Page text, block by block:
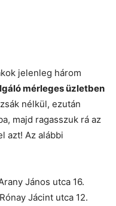
jelenleg három
mérleges üzletben
nélkül, ezután
majd ragasszuk rá az
azt! Az alábbi
János utca 16.
Jácint utca 12.